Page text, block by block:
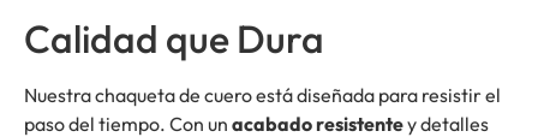
Calidad que Dura
Nuestra chaqueta de cuero está diseñada para resistir el
paso del tiempo. Con un acabado resistentey detalles